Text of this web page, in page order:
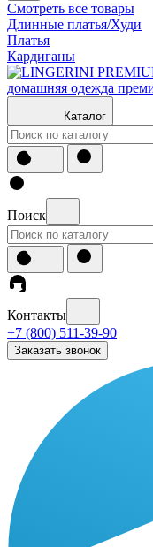
Смотреть все товары
Длинные платья/Худи
Платья
Кардиганы
Каталог
Поиск
Контакты
+7 (800) 511-39-90
Заказать звонок